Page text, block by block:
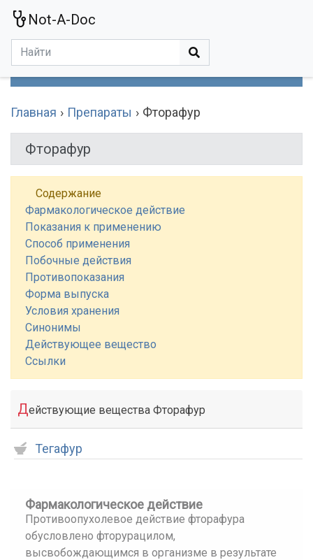
Not-A-Doc
Главная Препараты Фторафур
Фторафур
Содержание
Фармакологическое действие
Показания к применению
Способ применения
Побочные действия
Противопоказания
Форма выпуска
Условия хранения
Синонимы
Действующее вещество
Ссылки
Действующие вещества Фторафур
Тегафур
Фармакологическое действие
Противоопухолевое действие фторафура
обусловлено фторурацилом,
высвобождающимся в организме в результате